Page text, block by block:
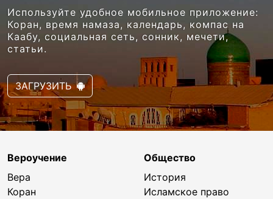
Используйте удобное мобильное приложение:
Коран, время намаза, календарь, компас на
Каабу, социальная сеть, сонник, мечети,
статьи.
ЗАГРУЗИТЬ
Вероучение
Вера
Коран
Общество
История
Исламское право